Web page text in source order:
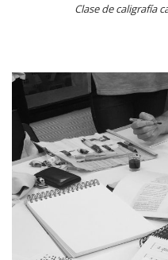
Clase de caligrafía